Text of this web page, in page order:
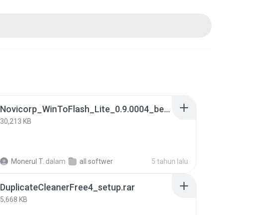
Novicorp_WinToFlash_Lite_0.9.0004_beta_-By monerultelecom.rar
30,213 KB
Monerul T. dalam all softwer 5 tahun lalu
DuplicateCleanerFree4_setup.rar
5,668 KB